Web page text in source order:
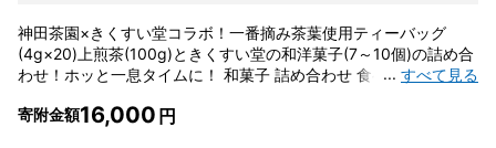
神田茶園×きくすい堂コラボ！一番摘み茶葉使用ティーバッグ
(4g×20)上煎茶(100g)ときくすい堂の和洋菓子(7～10個)の詰め合
わせ！ホッと一息タイムに！ 和菓子 詰め合わせ 食べ比べ スイー
贈り物【神田茶園】_y227
... すべて見る
寄附金額16,000